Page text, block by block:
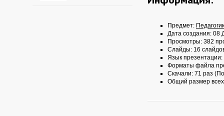
Предмет:
Дата создания: 08
Просмотры: 382
Слайды: 16
Язык презентации:
Форматы файла
Скачали: 71 раз
Общий размер